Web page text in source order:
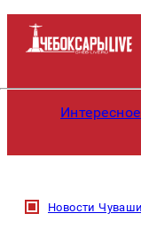
Интересное
Новости